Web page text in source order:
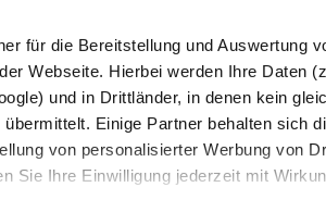
für die Bereitstellung und Auswertung
Webseite. Hierbei werden Ihre Daten
und in Drittländer, in denen kein
Einige Partner behalten sich
von personalisierter Werbung von
Sie Ihre Einwilligung jederzeit mit